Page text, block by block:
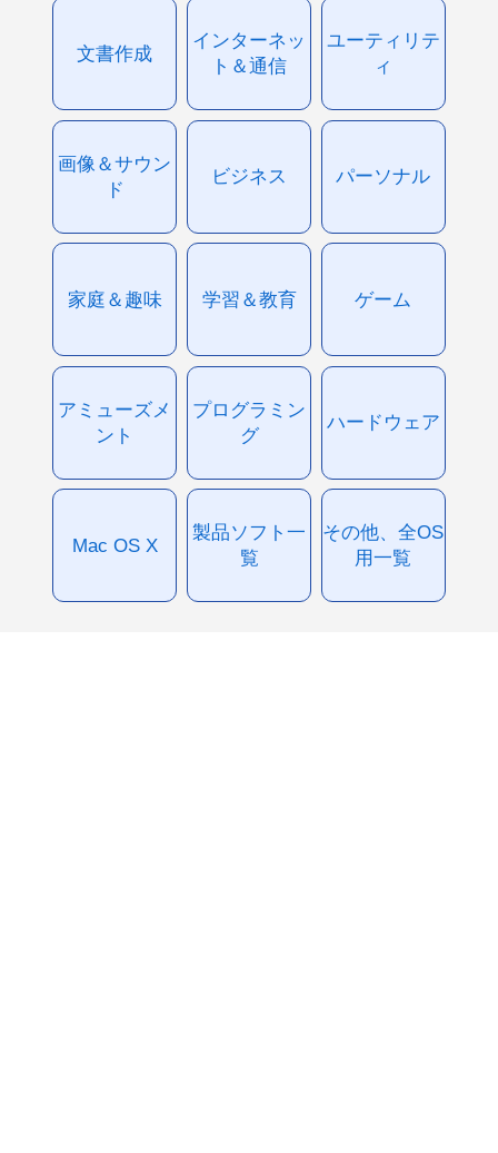
文書作成
インターネッ
ト＆通信
ユーティリテ
ィ
画像＆サウン
ド
ビジネス パーソナル
家庭＆趣味 学習＆教育 ゲーム
アミューズメ
ント
プログラミン
グ
ハードウェア
Mac OS X
製品ソフト一
覧
その他、全OS
用一覧